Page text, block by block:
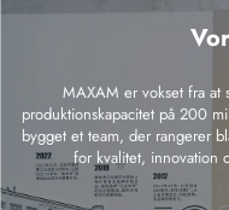
MAXAM er vokset fra at
produktionskapacitet på 200
bygget et team, der rangerer
for kvalitet, innovation